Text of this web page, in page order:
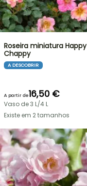
Roseira miniatura Happy
Chappy
A DESCOBRIR
A partir de16,50 €
Vaso de 3 L/4 L
Existe em 2 tamanhos